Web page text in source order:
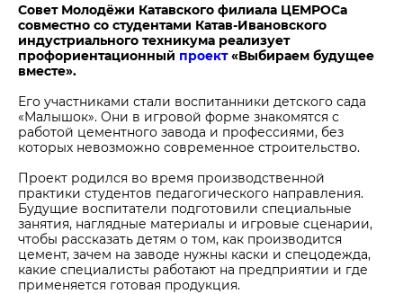
Совет Молодёжи Катавского филиала ЦЕМРОСа
совместно со студентами Катав-Ивановского
индустриального техникума реализует
профориентационный проект«Выбираем будущее
вместе».
Его участниками стали воспитанники детского сада
«Малышок». Они в игровой форме знакомятся с
работой цементного завода и профессиями, без
которых невозможно современное строительство.
Проект родился во время производственной
практики студентов педагогического направления.
Будущие воспитатели подготовили специальные
занятия, наглядные материалы и игровые сценарии,
чтобы рассказать детям о том, как производится
цемент, зачем на заводе нужны каски и спецодежда,
какие специалисты работают на предприятии и где
применяется готовая продукция.
Контакты для СМИ
Служба доверия